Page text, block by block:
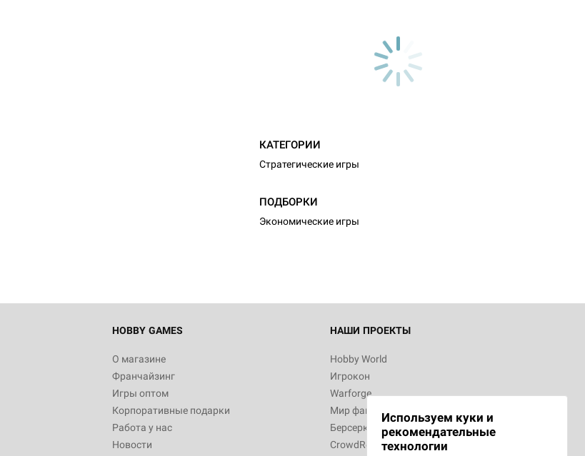
КАТЕГОРИИ
Стратегические игры
ПОДБОРКИ
Экономические игры
HOBBY GAMES
О магазине
Франчайзинг
Игры оптом
Корпоративные подарки
Работа у нас
Новости
НАШИ ПРОЕКТЫ
Hobby World
Игрокон
Warforge
Мир фантастики
Берсерк
CrowdRepublic
Используем куки и
рекомендательные
технологии